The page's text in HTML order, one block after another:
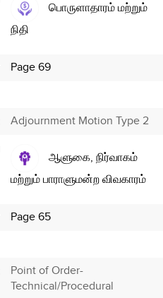
பொருளாதாரம் மற்றும்
நிதி
Page 69
Adjournment Motion Type 2
ஆளுகை, நிர்வாகம்
மற்றும் பாராளுமன்ற விவகாரம்
Page 65
Point of Order-
Technical/Procedural